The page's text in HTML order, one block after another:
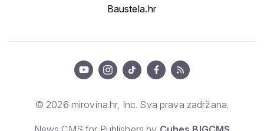
Baustela.hr
© 2026 mirovina.hr, Inc. Sva prava zadržana.